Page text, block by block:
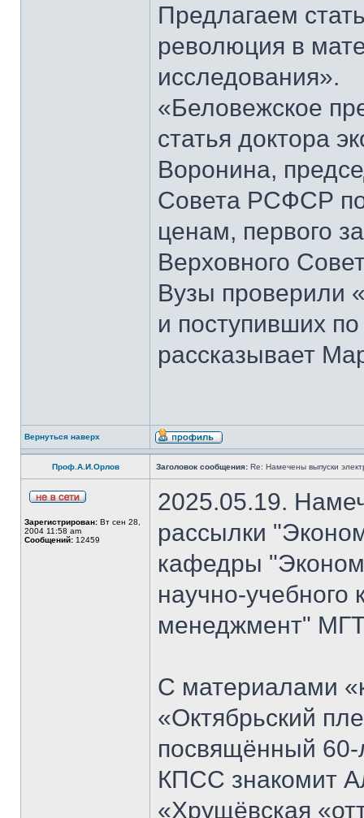
Предлагаем
революция в
исследования».
«Беловежское
статья доктора
Воронина,
Совета РСФСР
ценам, первого
Верховного
Вузы проверили
и поступивших
рассказывает
Вернуться наверх
Проф.А.И.Орлов Заголовок сообщения: Re: Намечены выпуски
Зарегистрирован: Вт сен 28,
2004 11:58 am
Сообщений: 12459
2025.05.19.
рассылки
кафедры
научно-
менеджмент"
С материалами
«Октябрьский
посвящённый 60-
КПСС знакомит
«Хрущёвская